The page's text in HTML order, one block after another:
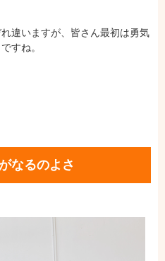
違いますが、皆さん最初は勇気
すね。
なるのよさ